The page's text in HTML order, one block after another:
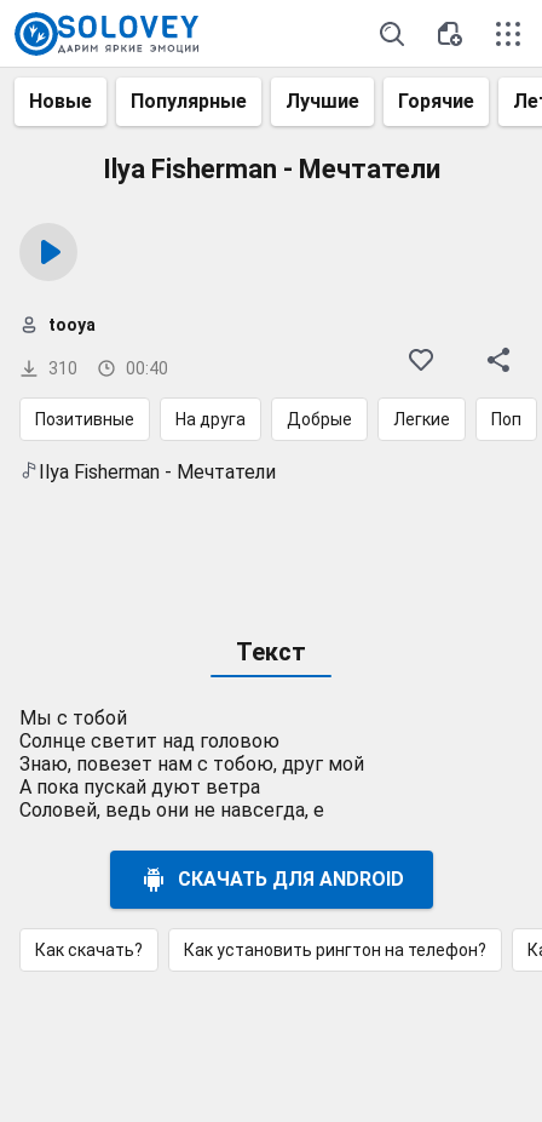
Новые Популярные Лучшие Горячие
Ilya Fisherman - Мечтатели
310 00:40
tooya
Позитивные На друга Добрые Легкие Поп
Ilya Fisherman - Мечтатели
Текст
Мы с тобой
Солнце светит над головою
Знаю, повезет нам с тобою, друг мой
А пока пускай дуют ветра
Соловей, ведь они не навсегда, е
СКАЧАТЬ ДЛЯ ANDROID
Как скачать? Как установить рингтон на телефон?